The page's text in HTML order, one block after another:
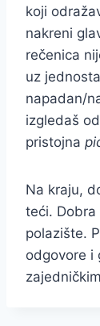
koji
nakreni
rečenica
uz
napadan/
izgledaš
pristojna
Na kraju,
teći. Dobra
polazište.
odgovore i